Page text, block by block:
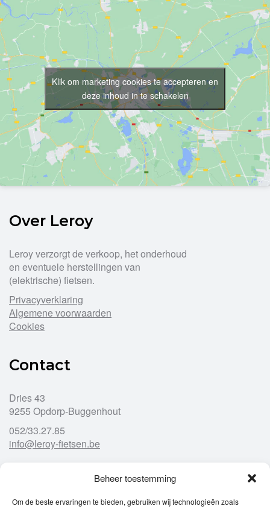
Beheer toestemming
Om de beste ervaringen te bieden, gebruiken wij technologieën zoals
Klik om marketing cookies te accepteren en
deze inhoud in te schakelen
Over Leroy
Leroy verzorgt de verkoop, het onderhoud
en eventuele herstellingen van
(elektrische) fietsen.
Privacyverklaring
Algemene voorwaarden
Cookies
Contact
Dries 43
9255 Opdorp-Buggenhout
052/33.27.85
info@leroy-fietsen.be
Openingsuren